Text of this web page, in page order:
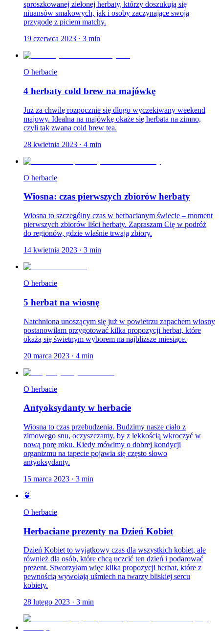
sproszkowanej zielonej herbaty, którzy doszukują się
niuansów smakowych, jak i osoby zaczynające swoją
przygodę z piciem matchy.
19 czerwca 2023 · 3 min
O herbacie
4 herbaty cold brew na majówkę
Już za chwilę rozpocznie się długo wyczekiwany weekend
majowy. Idealna na majówkę okaże się herbata na zimno,
czyli tak zwana cold brew tea.
28 kwietnia 2023 · 4 min
O herbacie
Wiosna: czas pierwszych zbiorów herbaty
Wiosna to szczególny czas w herbacianym świecie – moment
pierwszych zbiorów liści herbaty. Zapraszam Cię w podróż
do regionów, gdzie właśnie trwają zbiory.
14 kwietnia 2023 · 3 min
O herbacie
5 herbat na wiosnę
Natchniona unoszącym się już w powietrzu zapachem wiosny
postanowiłam przygotować kilka propozycji herbat, które
okażą się świetnym wyborem na najbliższe miesiące.
20 marca 2023 · 4 min
O herbacie
Antyoksydanty w herbacie
Wiosna to czas przebudzenia. Budzimy nasze ciało z
zimowego snu, oczyszczamy, by z lekkością wkroczyć w
nową porę roku. Kiedy mówimy o dobrej kondycji
organizmu na tapecie pojawia się często słowo
antyoksydanty.
15 marca 2023 · 3 min
🍵
O herbacie
Herbaciane prezenty na Dzień Kobiet
Dzień Kobiet to wyjątkowy czas dla wszystkich kobiet, ale
również dla osób, które chcą uczcić ten dzień i podarować
prezent. Stworzyłam więc kilka propozycji herbat, które z
pewnością wywołają uśmiech na twarzy bliskiej sercu
kobiety.
28 lutego 2023 · 3 min